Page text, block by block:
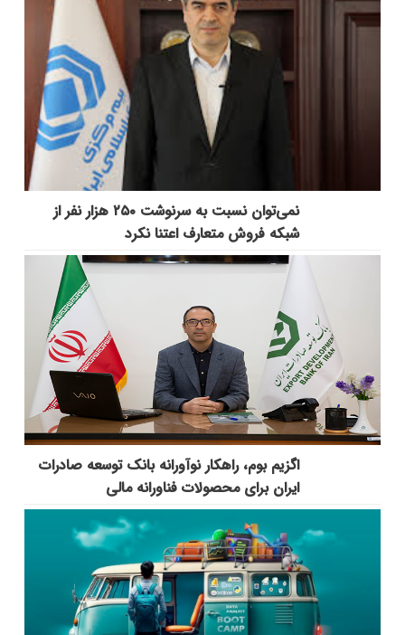
نمی‌توان نسبت به سرنوشت ۲۵۰ هزار نفر از
شبکه فروش متعارف اعتنا نکرد
اگزیم بوم، راهکار نوآورانه بانک توسعه صادرات
ایران برای محصولات فناورانه مالی